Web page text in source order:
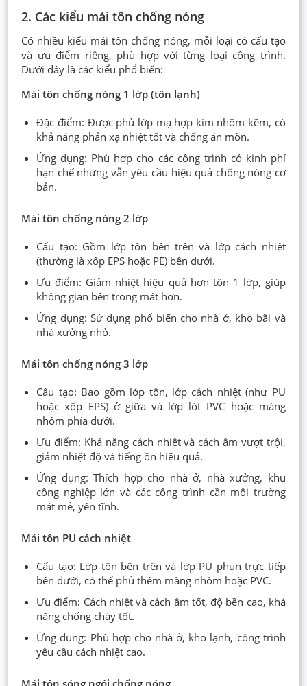
2. Các kiểu mái tôn chống nóng
Có nhiều kiểu mái tôn chống nóng, mỗi loại có cấu tạo
và ưu điểm riêng, phù hợp với từng loại công trình.
Dưới đây là các kiểu phổ biến:
Mái tôn chống nóng 1 lớp (tôn lạnh)
Đặc điểm: Được phủ lớp mạ hợp kim nhôm kẽm, có
khả năng phản xạ nhiệt tốt và chống ăn mòn.
Ứng dụng: Phù hợp cho các công trình có kinh phí
hạn chế nhưng vẫn yêu cầu hiệu quả chống nóng cơ
bản.
Mái tôn chống nóng 2 lớp
Cấu tạo: Gồm lớp tôn bên trên và lớp cách nhiệt
(thường là xốp EPS hoặc PE) bên dưới.
Ưu điểm: Giảm nhiệt hiệu quả hơn tôn 1 lớp, giúp
không gian bên trong mát hơn.
Ứng dụng: Sử dụng phổ biến cho nhà ở, kho bãi và
nhà xưởng nhỏ.
Mái tôn chống nóng 3 lớp
Cấu tạo: Bao gồm lớp tôn, lớp cách nhiệt (như PU
hoặc xốp EPS) ở giữa và lớp lót PVC hoặc màng
nhôm phía dưới.
Ưu điểm: Khả năng cách nhiệt và cách âm vượt trội,
giảm nhiệt độ và tiếng ồn hiệu quả.
Ứng dụng: Thích hợp cho nhà ở, nhà xưởng, khu
công nghiệp lớn và các công trình cần môi trường
mát mẻ, yên tĩnh.
Mái tôn PU cách nhiệt
Cấu tạo: Lớp tôn bên trên và lớp PU phun trực tiếp
bên dưới, có thể phủ thêm màng nhôm hoặc PVC.
Ưu điểm: Cách nhiệt và cách âm tốt, độ bền cao, khả
năng chống cháy tốt.
Ứng dụng: Phù hợp cho nhà ở, kho lạnh, công trình
yêu cầu cách nhiệt cao.
Mái tôn sóng ngói chống nóng